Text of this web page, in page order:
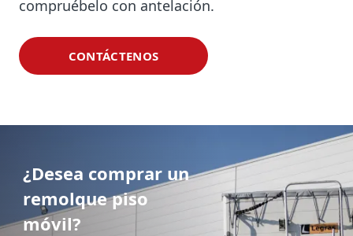
compruébelo con antelación.
CONTÁCTENOS
¿Desea comprar un
remolque piso
móvil?